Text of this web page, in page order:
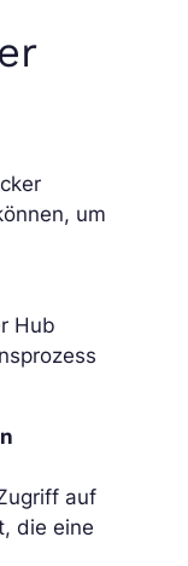
um
Hub
auf
die eine